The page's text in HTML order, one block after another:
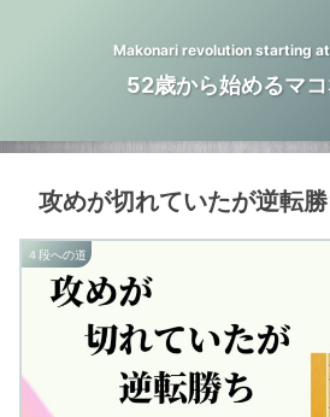
Makonari revolution starting
52歳から始めるマ
攻めが切れていたが逆転
４段への道